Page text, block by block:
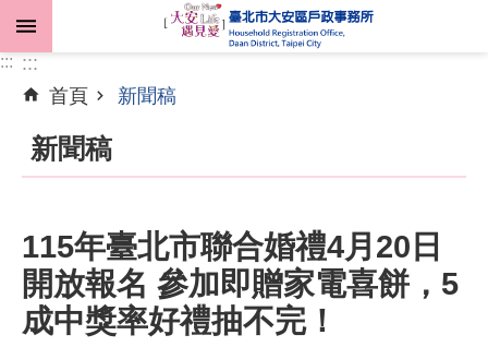
跳到主要內容區塊
進
搜
尋
機
關
介
::: :::
首頁
新聞稿
新聞稿
115年臺北市聯合婚禮4月20日
開放報名 參加即贈家電喜餅，5
成中獎率好禮抽不完！